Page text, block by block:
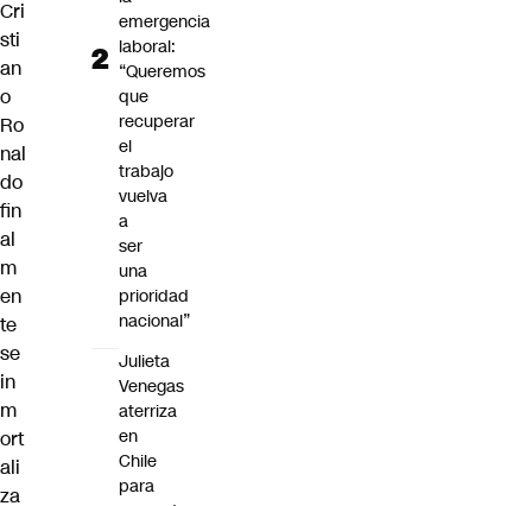
Cri
sti
an
o
Ro
nal
do
fin
al
m
en
te
se
in
m
ort
ali
za
emergencia
laboral:
“Queremos
que
recuperar
el
trabajo
vuelva
a
ser
una
prioridad
nacional”
Julieta
Venegas
aterriza
en
Chile
para